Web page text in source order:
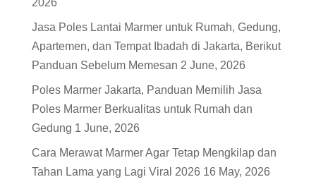
2026
Jasa Poles Lantai Marmer untuk Rumah, Gedung,
Apartemen, dan Tempat Ibadah di Jakarta, Berikut
Panduan Sebelum Memesan 2 June, 2026
Poles Marmer Jakarta, Panduan Memilih Jasa
Poles Marmer Berkualitas untuk Rumah dan
Gedung 1 June, 2026
Cara Merawat Marmer Agar Tetap Mengkilap dan
Tahan Lama yang Lagi Viral 2026 16 May, 2026